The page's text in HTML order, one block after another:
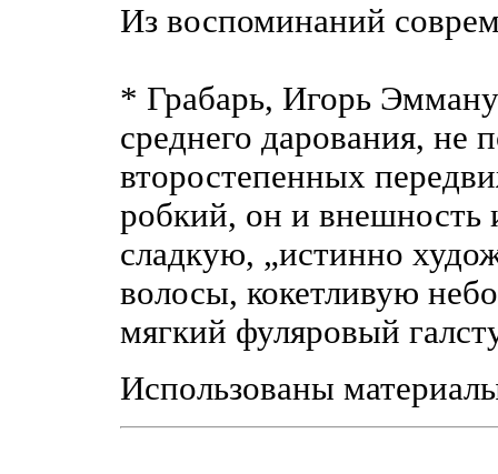
Из воспоминаний
* Грабарь, Игорь
среднего дарования,
второстепенных
робкий, он и внешность
сладкую, „истинно
волосы, кокетливую
мягкий фуляровый
Использованы